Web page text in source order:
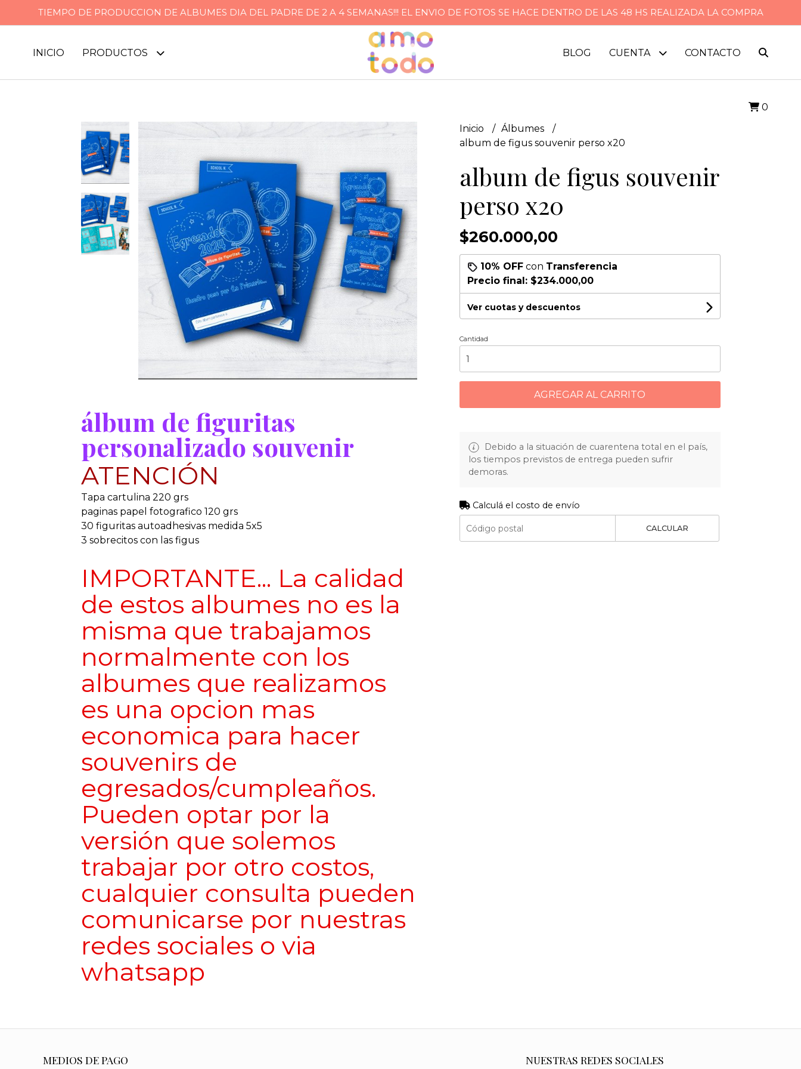
TIEMPO DE PRODUCCION DE ALBUMES DIA DEL PADRE DE 2 A 4 SEMANAS!!! EL ENVIO DE FOTOS SE HACE DENTRO DE LAS 48 HS REALIZADA LA COMPRA
INICIO PRODUCTOS BLOG CUENTA CONTACTO
0
álbum de figuritas
personalizado souvenir
ATENCIÓN
Tapa cartulina 220 grs
paginas papel fotografico 120 grs
30 figuritas autoadhesivas medida 5x5
3 sobrecitos con las figus
IMPORTANTE... La calidad
de estos albumes no es la
misma que trabajamos
normalmente con los
albumes que realizamos
es una opcion mas
economica para hacer
souvenirs de
egresados/cumpleaños.
Pueden optar por la
versión que solemos
trabajar por otro costos,
cualquier consulta pueden
comunicarse por nuestras
redes sociales o via
whatsapp
Inicio
Álbumes
album de figus souvenir perso x20
album de figus souvenir
perso x20
$260.000,00
10% OFFcon Transferencia
Precio final: $234.000,00
Ver cuotas y descuentos
Cantidad
AGREGAR AL CARRITO
Debido a la situación de cuarentena total en el país,
los tiempos previstos de entrega pueden sufrir
demoras.
Calculá el costo de envío
CALCULAR
MEDIOS DE PAGO NUESTRAS REDES SOCIALES